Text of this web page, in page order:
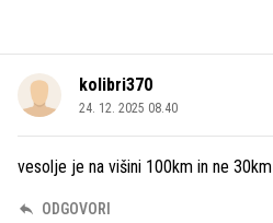
kolibri370
24. 12. 2025 08.40
vesolje je na višini 100km in ne 30km
ODGOVORI